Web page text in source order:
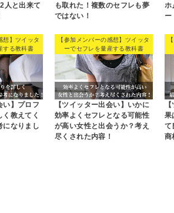
人と出来て
も取れた！複数のセフレも夢
ではない！
ホ
ー
想】ツイッタ
する教科書
い】プロフ
く教えてく
になりまし
【参加メンバーの感想】ツイッタ
ーでセフレを量産する教科書
【ツイッター出会い】いかに
効率よくセフレとなる可能性
が高い女性と出会うか？考え
尽くされた内容！
果
て
商